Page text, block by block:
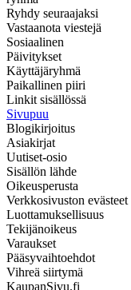
Ryhdy seuraajaksi
Vastaanota viestejä
Sosiaalinen
Päivitykset
Käyttäjäryhmä
Paikallinen piiri
Linkit sisällössä
Sivupuu
Blogikirjoitus
Asiakirjat
Uutiset-osio
Sisällön lähde
Oikeusperusta
Verkkosivuston evästeet
Luottamuksellisuus
Tekijänoikeus
Varaukset
Pääsyvaihtoehdot
Vihreä siirtymä
KaupanSivu.fi